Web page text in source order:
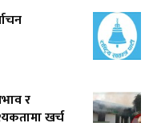
र
खर्च